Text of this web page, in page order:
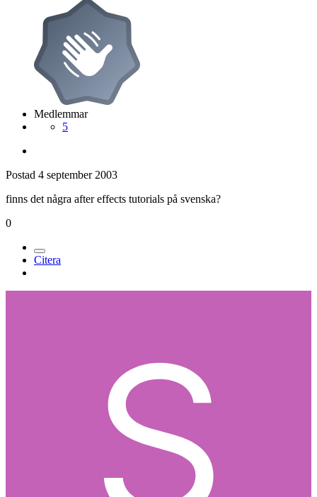
Medlemmar
5
Postad 4 september 2003
finns det några after effects tutorials på svenska?
0
Citera